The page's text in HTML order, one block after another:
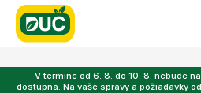
Prejsť
obsah
V termíne od 6. 8. do 10. 8. nebude
dostupná. Na vaše správy a požiadavky